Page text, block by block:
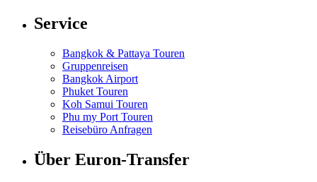
Service
Bangkok & Pattaya Touren
Gruppenreisen
Bangkok Airport
Phuket Touren
Koh Samui Touren
Phu my Port Touren
Reisebüro Anfragen
Über Euron-Transfer